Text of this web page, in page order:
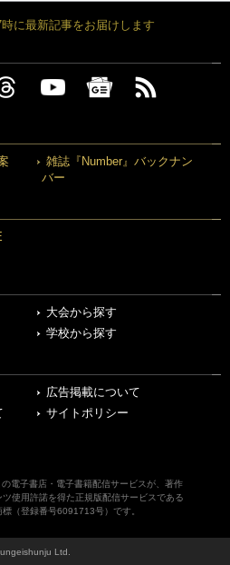
に最新記事をお届けします
雑誌『Number』バックナン
バー
大会から探す
学校から探す
広告掲載について
サイトポリシー
電子書店・電子書籍配信サービスが、著作
使用許諾を得た正規版配信サービスである
標（登録番号6091713号）です。
Ltd.